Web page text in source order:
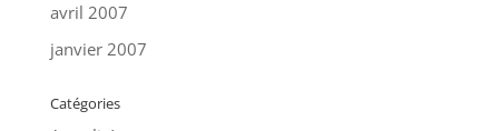
avril 2007
janvier 2007
Catégories